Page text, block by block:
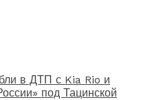
в ДТП с Kia Rio и
под Тацинской